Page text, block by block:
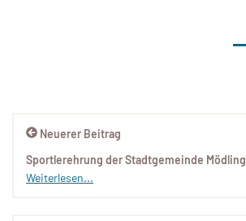
Neuerer Beitrag
Sportlerehrung der Stadtgemeinde Mödling
Weiterlesen...